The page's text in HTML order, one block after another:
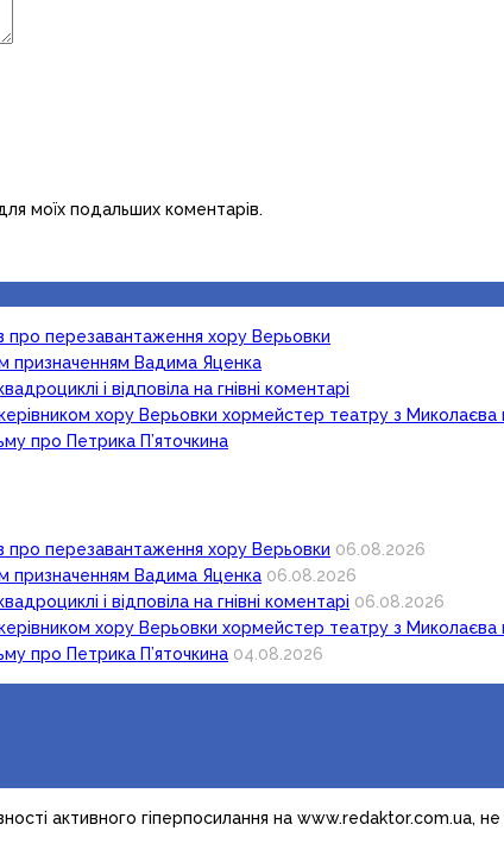
моїх подальших коментарів.
про перезавантаження хору Верьовки
призначенням Вадима Яценка
і відповіла на гнівні коментарі
хору Верьовки хормейстер театру з Миколаєва
про Петрика П’яточкина
про перезавантаження хору Верьовки 06.08.2026
призначенням Вадима Яценка 06.08.2026
і відповіла на гнівні коментарі 06.08.2026
хору Верьовки хормейстер театру з Миколаєва
про Петрика П’яточкина 04.08.2026
активного гіперпосилання на www.redaktor.com.ua,